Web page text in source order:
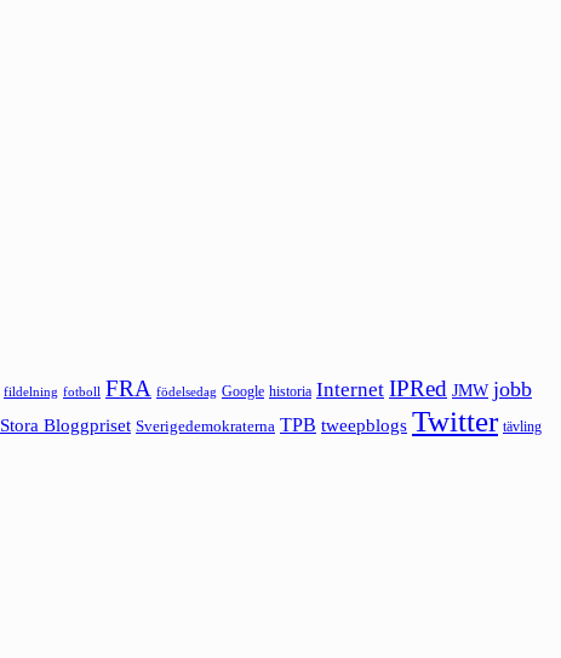
fildelning fotboll FRA födelsedag Google historia Internet IPRed JMW jobb
Stora Bloggpriset Sverigedemokraterna TPB tweepblogs Twitter tävling